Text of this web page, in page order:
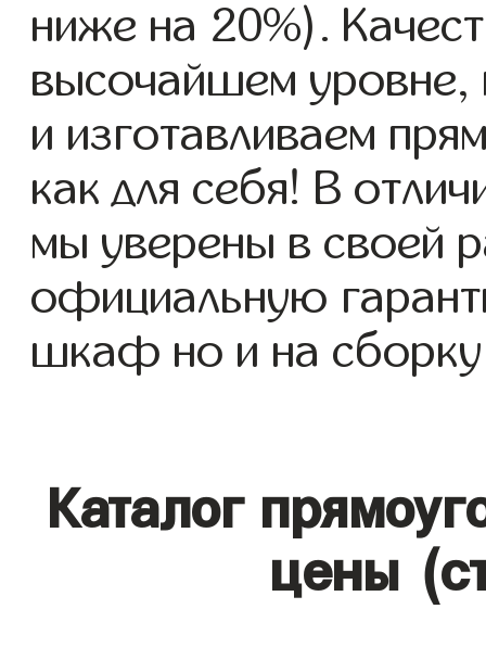
ниже на 20%).
высочайшем
и изготавливаем
как для себя! В
мы уверены в своей
официальную
шкаф но и на
Каталог
цены